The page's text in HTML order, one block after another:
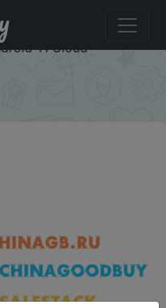
YI Home Camera 3
Security Wireless cctv
YI Cloud